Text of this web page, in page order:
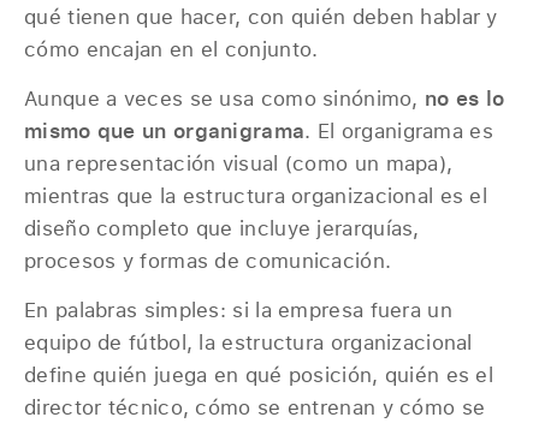
qué tienen que hacer, con quién deben hablar y
cómo encajan en el conjunto.
Aunque a veces se usa como sinónimo, no es lo
mismo que un organigrama. El organigrama es
una representación visual (como un mapa),
mientras que la estructura organizacional es el
diseño completo que incluye jerarquías,
procesos y formas de comunicación.
En palabras simples: si la empresa fuera un
equipo de fútbol, la estructura organizacional
define quién juega en qué posición, quién es el
director técnico, cómo se entrenan y cómo se